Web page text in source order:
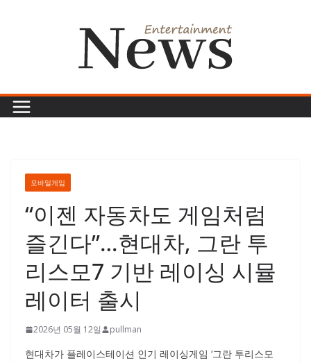
모바일게임
“이젠 자동차도 게임처럼
즐긴다”…현대차, 그란 투
리스모7 기반 레이싱 시뮬
레이터 출시
2026년 05월 12일 pullman
현대차가 플레이스테이션 인기 레이싱게임 ‘그란 투리스모